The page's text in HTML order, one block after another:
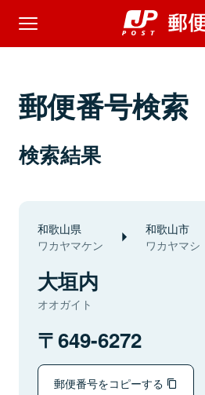
郵便番号検索
検索結果
和歌山県
ワカヤマケン
和歌山市
ワカヤマシ
大垣内
オオガイト
649-6272
郵便番号をコピーする